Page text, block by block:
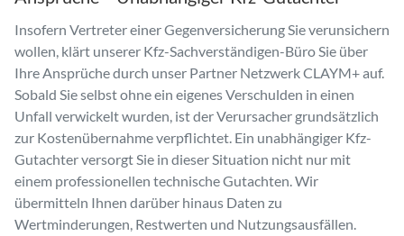
Insofern Vertreter einer Gegenversicherung Sie verunsichern
wollen, klärt unserer Kfz-Sachverständigen-Büro Sie über
Ihre Ansprüche durch unser Partner Netzwerk CLAYM+ auf.
Sobald Sie selbst ohne ein eigenes Verschulden in einen
Unfall verwickelt wurden, ist der Verursacher grundsätzlich
zur Kostenübernahme verpflichtet. Ein unabhängiger Kfz-
Gutachter versorgt Sie in dieser Situation nicht nur mit
einem professionellen technische Gutachten. Wir
übermitteln Ihnen darüber hinaus Daten zu
Wertminderungen, Restwerten und Nutzungsausfällen.